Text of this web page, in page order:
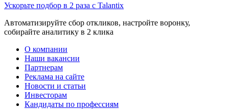
Ускорьте подбор в 2 раза с Talantix
Автоматизируйте сбор откликов, настройте воронку,
собирайте аналитику в 2 клика
О компании
Наши вакансии
Партнерам
Реклама на сайте
Новости и статьи
Инвесторам
Кандидаты по профессиям